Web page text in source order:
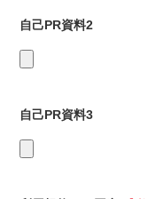
自己PR資料2
自己PR資料3